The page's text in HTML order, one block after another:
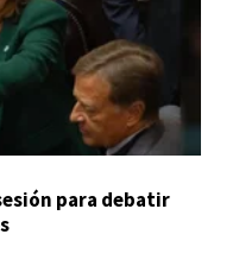
para debatir